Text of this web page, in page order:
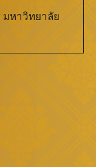
มหาวิทยาลัย